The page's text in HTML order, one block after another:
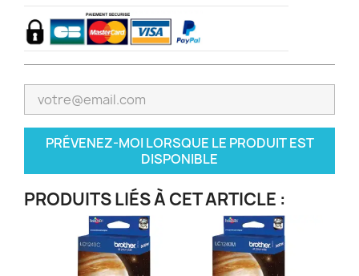
PRÉVENEZ-MOI LORSQUE LE PRODUIT EST
DISPONIBLE
PRODUITS LIÉS À CET ARTICLE :